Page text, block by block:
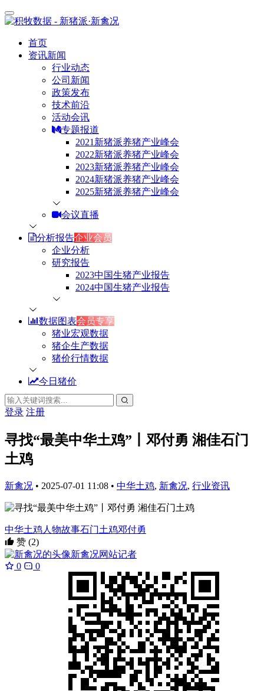
首页
资讯新闻
行业动态
公司新闻
政策发布
技术前沿
活动会讯
专题报道
2021新猪派养猪产业峰会
2022新猪派养猪产业峰会
2023新猪派养猪产业峰会
2024新猪派养猪产业峰会
2025新猪派养猪产业峰会
会议直播
分析报告企业会员
企业分析
研究报告
2023中国生猪产业报告
2024中国生猪产业报告
数据图表会员专享
猪业宏观数据
猪企生产数据
猪价行情数据
今日猪价
登录 注册
寻找“最美中华土鸡”丨邓付勇 湘佳石门
土鸡
新禽况 • 2025-07-01 11:08 • 中华土鸡, 新禽况, 行业资讯
中华土鸡人物故事石门土鸡邓付勇
赞 (2)
新禽况网站记者
0
0